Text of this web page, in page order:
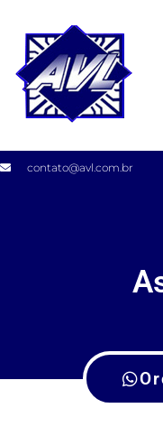
contato@avl.com.br